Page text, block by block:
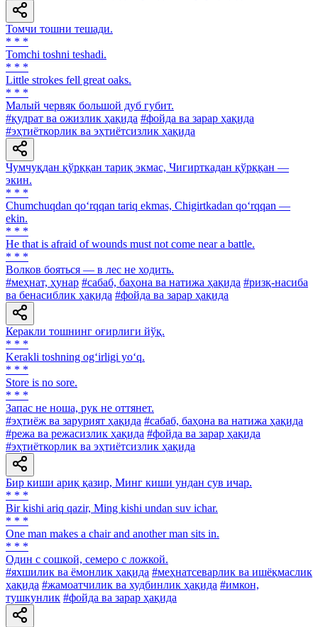
Томчи тошни тешади.
* * *
Tomchi toshni teshadi.
* * *
Little strokes fell great oaks.
* * *
Малый червяк большой дуб губит.
#қудрат ва ожизлик ҳақида #фойда ва зарар ҳақида
#эҳтиёткорлик ва эҳтиётсизлик ҳақида
Чумчуқдан қўрққан тариқ экмас, Чигирткадан қўрққан —
экин.
* * *
Chumchuqdan qo‘rqqan tariq ekmas, Chigirtkadan qo‘rqqan —
ekin.
* * *
He that is afraid of wounds must not come near a battle.
* * *
Волков бояться — в лес не ходить.
#меҳнат, ҳунар #сабаб, баҳона ва натижа ҳақида #ризқ-насиба
ва бенасиблик ҳақида #фойда ва зарар ҳақида
Керакли тошнинг оғирлиги йўқ.
* * *
Kerakli toshning og‘irligi yo‘q.
* * *
Store is no sore.
* * *
Запас не ноша, рук не оттянет.
#эҳтиёж ва зарурият ҳақида #сабаб, баҳона ва натижа ҳақида
#режа ва режасизлик ҳақида #фойда ва зарар ҳақида
#эҳтиёткорлик ва эҳтиётсизлик ҳақида
Бир киши ариқ қазир, Минг киши ундан сув ичар.
* * *
Bir kishi ariq qazir, Ming kishi undan suv ichar.
* * *
One man makes a chair and another man sits in.
* * *
Один с сошкой, семеро с ложкой.
#яхшилик ва ёмонлик ҳақида #меҳнатсеварлик ва ишёқмаслик
ҳақида #жамоатчилик ва худбинлик ҳақида #имкон,
тушкунлик #фойда ва зарар ҳақида